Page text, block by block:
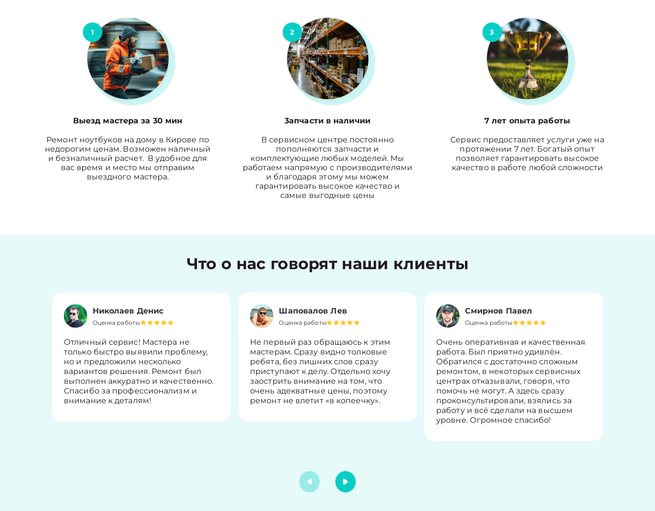
1
Выезд мастера за 30 мин
Ремонт ноутбуков на дому в Кирове по
недорогим ценам. Возможен наличный
и безналичный расчет. В удобное для
вас время и место мы отправим
выездного мастера.
2
3апчасти в наличии
В сервисном центре постоянно
пополняются запчасти и
комплектующие любых моделей. Мы
работаем напрямую с производителями
и благодаря этому мы можем
гарантировать высокое качество и
самые выгодные цены
3
7 лет опыта работы
Сервис предоставляет услуги уже на
протяжении 7 лет. Богатый опыт
позволяет гарантировать высокое
качество в работе любой сложности
Что о нас говорят наши клиенты
Николаев Денис
Оценка работы
Отличный сервис! Мастера не
только быстро выявили проблему,
но и предложили несколько
вариантов решения. Ремонт был
выполнен аккуратно и качественно.
Спасибо за профессионализм и
внимание к деталям!
Шаповалов Лев
Оценка работы
Не первый раз обращаюсь к этим
мастерам. Сразу видно толковые
ребята, без лишних слов сразу
приступают к делу. Отдельно хочу
заострить внимание на том, что
очень адекватные цены, поэтому
ремонт не влетит «в копеечку».
Смирнов Павел
Оценка работы
Очень оперативная и качественная
работа. Был приятно удивлён.
Обратился с достаточно сложным
ремонтом, в некоторых сервисных
центрах отказывали, говоря, что
помочь не могут. А здесь сразу
проконсультировали, взялись за
работу и всё сделали на высшем
уровне. Огромное спасибо!